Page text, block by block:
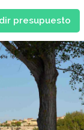
presupuesto